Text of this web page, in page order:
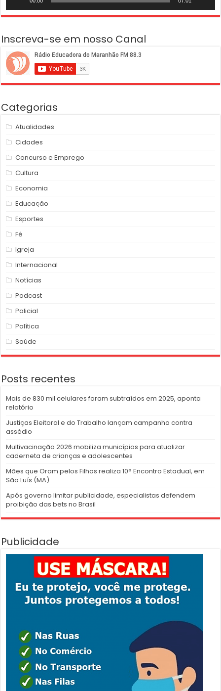
Inscreva-se em nosso Canal
Categorias
Atualidades
Cidades
Concurso e Emprego
Cultura
Economia
Educação
Esportes
Fé
Igreja
Internacional
Notícias
Podcast
Policial
Política
Saúde
Posts recentes
Mais de 830 mil celulares foram subtraídos em 2025, aponta
relatório
Justiças Eleitoral e do Trabalho lançam campanha contra
assédio
Multivacinação 2026 mobiliza municípios para atualizar
caderneta de crianças e adolescentes
Mães que Oram pelos Filhos realiza 10° Encontro Estadual, em
São Luís (MA)
Após governo limitar publicidade, especialistas defendem
proibição das bets no Brasil
Publicidade